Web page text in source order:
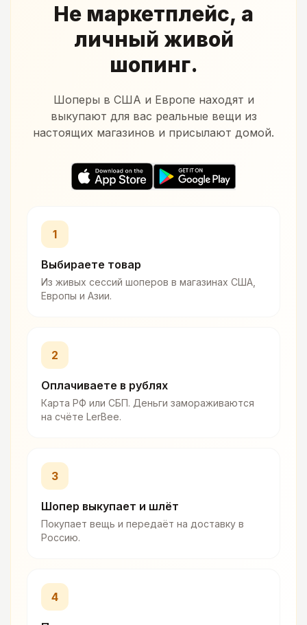
Не маркетплейс, а
личный живой
шопинг.
Шоперы в США и Европе находят и
выкупают для вас реальные вещи из
настоящих магазинов и присылают домой.
1
Выбираете товар
Из живых сессий шоперов в магазинах США,
Европы и Азии.
2
Оплачиваете в рублях
Карта РФ или СБП. Деньги замораживаются
на счёте LerBee.
3
Шопер выкупает и шлёт
Покупает вещь и передаёт на доставку в
Россию.
4